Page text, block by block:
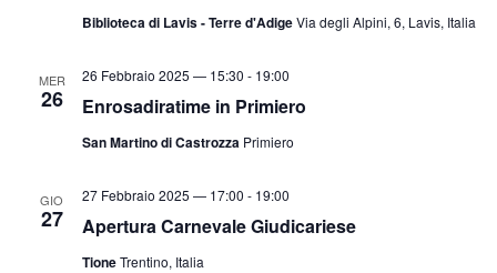
Biblioteca di Lavis - Terre d'AdigeVia degli Alpini, 6, Lavis, Italia
MER
26 Enrosadiratime in Primiero
26 Febbraio 2025 — 15:30 - 19:00
San Martino di Castrozza Primiero
GIO
27 Apertura Carnevale Giudicariese
27 Febbraio 2025 — 17:00 - 19:00
TioneTrentino, Italia